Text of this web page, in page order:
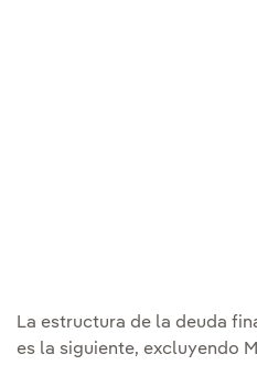
La estructura de la deuda
es la siguiente, excluyendo